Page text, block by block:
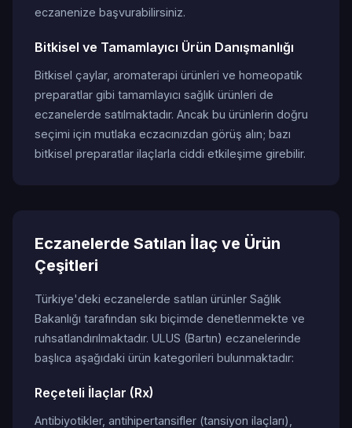
eczanenize başvurabilirsiniz.
Bitkisel ve Tamamlayıcı Ürün Danışmanlığı
Bitkisel çaylar, aromaterapi ürünleri ve homeopatik
preparatlar gibi tamamlayıcı sağlık ürünleri de
eczanelerde satılmaktadır. Ancak bu ürünlerin doğru
seçimi için mutlaka eczacınızdan görüş alın; bazı
bitkisel preparatlar ilaçlarla ciddi etkileşime girebilir.
Eczanelerde Satılan İlaç ve Ürün
Çeşitleri
Türkiye'deki eczanelerde satılan ürünler Sağlık
Bakanlığı tarafından sıkı biçimde denetlenmekte ve
ruhsatlandırılmaktadır. ULUS (Bartın) eczanelerinde
başlıca aşağıdaki ürün kategorileri bulunmaktadır:
Reçeteli İlaçlar (Rx)
Antibiyotikler, antihipertansifler (tansiyon ilaçları),